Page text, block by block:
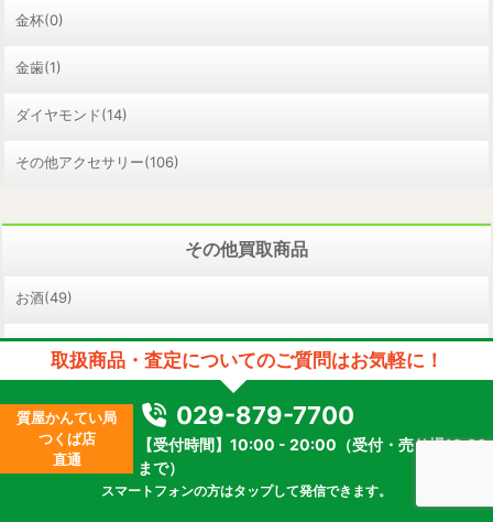
金杯(0)
金歯(1)
ダイヤモンド(14)
その他アクセサリー(106)
その他買取商品
お酒(49)
金券(37)
家電(43)
取扱商品・査定についてのご質問はお気軽に！
質屋かんてい局
つくば店
直通
029-879-7700
【受付時間】10:00 - 20:00（受付・売り場19:30
まで）
スマートフォンの方はタップして発信できます。